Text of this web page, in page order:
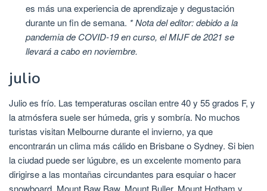
es más una experiencia de aprendizaje y degustación
durante un fin de semana. * Nota del editor: debido a la
pandemia de COVID-19 en curso, el MIJF de 2021 se
llevará a cabo en noviembre.
julio
Julio es frío. Las temperaturas oscilan entre 40 y 55 grados F, y
la atmósfera suele ser húmeda, gris y sombría. No muchos
turistas visitan Melbourne durante el invierno, ya que
encontrarán un clima más cálido en Brisbane o Sydney. Si bien
la ciudad puede ser lúgubre, es un excelente momento para
dirigirse a las montañas circundantes para esquiar o hacer
snowboard. Mount Baw Baw, Mount Buller, Mount Hotham y